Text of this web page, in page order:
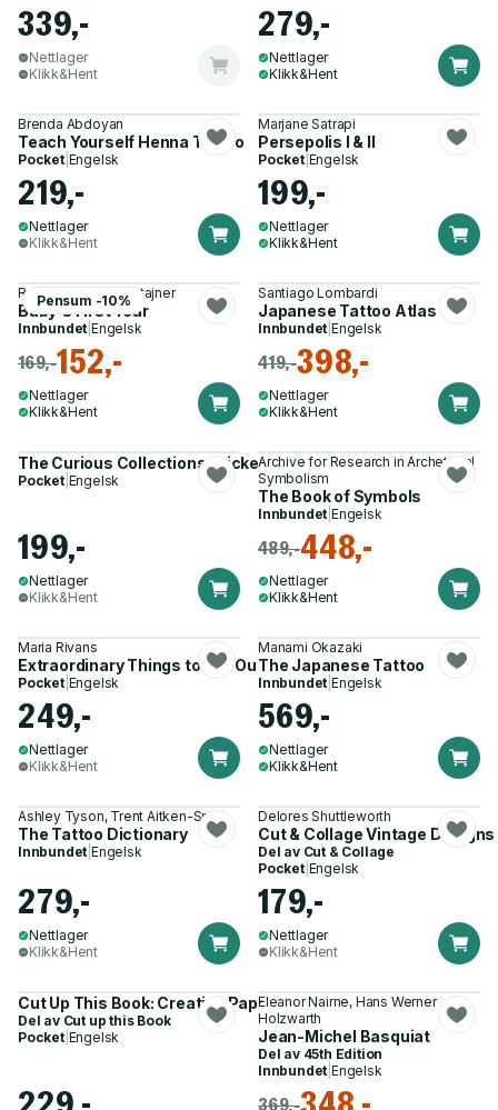
339,-
Nettlager
Klikk&Hent
279,-
Nettlager
Klikk&Hent
Brenda Abdoyan
Teach Yourself Henna Tattoo
Pocket| Engelsk
219,-
Nettlager
Klikk&Hent
Marjane Satrapi
Persepolis I & II
Pocket| Engelsk
199,-
Nettlager
Klikk&Hent
Pensum -10%
Rachel Elliot, Nina Stajner
Baby's First Year
Innbundet |Engelsk
169,-152,-
Nettlager
Klikk&Hent
Santiago Lombardi
Japanese Tattoo Atlas
Innbundet |Engelsk
419,-398,-
Nettlager
Klikk&Hent
The Curious Collections Sticker Book
Pocket| Engelsk
199,-
Nettlager
Klikk&Hent
Archive for Research in Archetypal
Symbolism
The Book of Symbols
Innbundet |Engelsk
489,-448,-
Nettlager
Klikk&Hent
Maria Rivans
Extraordinary Things to Cut Out and Collage
Pocket| Engelsk
249,-
Nettlager
Klikk&Hent
Manami Okazaki
The Japanese Tattoo
Innbundet |Engelsk
569,-
Nettlager
Klikk&Hent
Ashley Tyson, Trent Aitken-Smith
The Tattoo Dictionary
Innbundet |Engelsk
279,-
Nettlager
Klikk&Hent
Delores Shuttleworth
Cut & Collage Vintage Designs
Del av Cut & Collage
Pocket| Engelsk
179,-
Nettlager
Klikk&Hent
Cut Up This Book: Creative Papers
Del av Cut up this Book
Pocket| Engelsk
Eleanor Nairne, Hans Werner
Holzwarth
Jean-Michel Basquiat
Del av 45th Edition
Innbundet |Engelsk
369,-